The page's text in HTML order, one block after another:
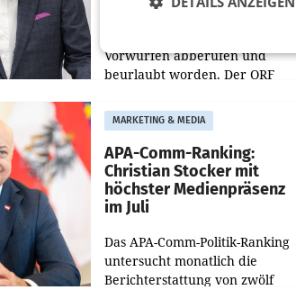
Vorwürfen abberufen und
beurlaubt worden. Der ORF
entsprechende
Medienberichte.
MARKETING & MEDIA
APA-Comm-Ranking:
Christian Stocker mit
höchster Medienpräsenz
im Juli
Das APA-Comm-Politik-Ranking
untersucht monatlich die
Berichterstattung von zwölf